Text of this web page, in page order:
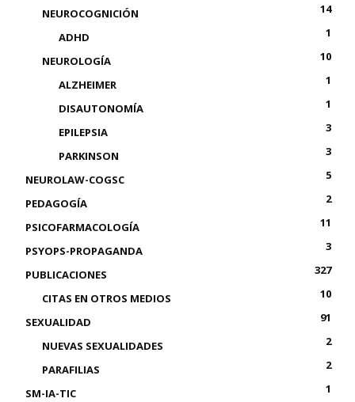
NEUROCOGNICIÓN
14
ADHD
1
NEUROLOGÍA
10
ALZHEIMER
1
DISAUTONOMÍA
1
EPILEPSIA
3
PARKINSON
3
NEUROLAW-COGSC
5
PEDAGOGÍA
2
PSICOFARMACOLOGÍA
11
PSYOPS-PROPAGANDA
3
PUBLICACIONES
327
CITAS EN OTROS MEDIOS
10
SEXUALIDAD
91
NUEVAS SEXUALIDADES
2
PARAFILIAS
2
SM-IA-TIC
1